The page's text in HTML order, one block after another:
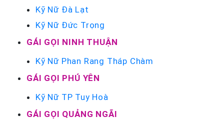
Kỹ Nữ Đà Lạt
Kỹ Nữ Đức Trọng
GÁI GỌI NINH THUẬN
Kỹ Nữ Phan Rang Tháp Chàm
GÁI GỌI PHÚ YÊN
Kỹ Nữ TP Tuy Hoà
GÁI GỌI QUẢNG NGÃI